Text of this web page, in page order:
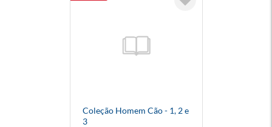
Coleção Homem Cão - 1, 2 e
3